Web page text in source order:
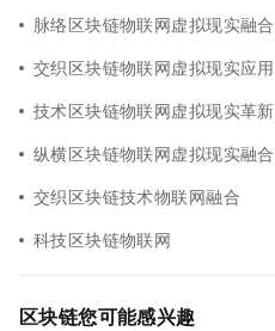
脉络区块链物联网虚拟现实融合
交织区块链物联网虚拟现实应用
技术区块链物联网虚拟现实革新
纵横区块链物联网虚拟现实融合
交织区块链技术物联网融合
科技区块链物联网
区块链您可能感兴趣